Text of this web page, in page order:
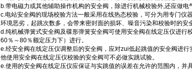
b.带电磁力或其他辅助操作机构的安全阀，除进行机械校验外,还应做
c.电站安全阀的现场校验方法一般采用在线热态校验，可分为用专门
环境恶劣，起跳次数多，会带来密封面的损坏、噪音污染和校验时的安
d.纯机械弹簧式安全阀及碟形弹簧安全阀可使用安全阀在线定压仪进
60％～80％额定压力下）进行。
e.经安全阀在线定压仪调整后的安全阀，应对zui低起跳值的安全阀进
他使用安全阀在线定压仪校验的安全阀可不必做实跳试验。
e.使用的安全阀在线定压仪应保证与实跳值的误差在允许的范围内，